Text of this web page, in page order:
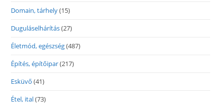
Domain, tárhely(15)
Duguláselhárítás(27)
Életmód, egészség(487)
Építés, építőipar(217)
Esküvő (41)
Étel, ital(73)